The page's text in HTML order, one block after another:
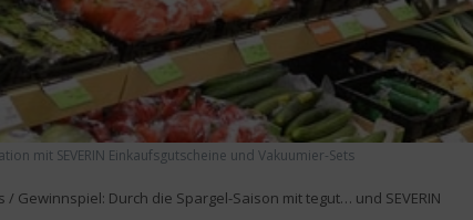
mit SEVERIN Einkaufsgutscheine und Vakuumier-Sets
/ Gewinnspiel: Durch die Spargel-Saison mit tegut… und SEVERIN